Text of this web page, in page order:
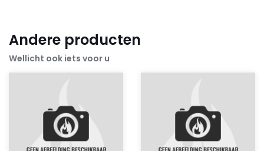
Andere producten
Wellicht ook iets voor u